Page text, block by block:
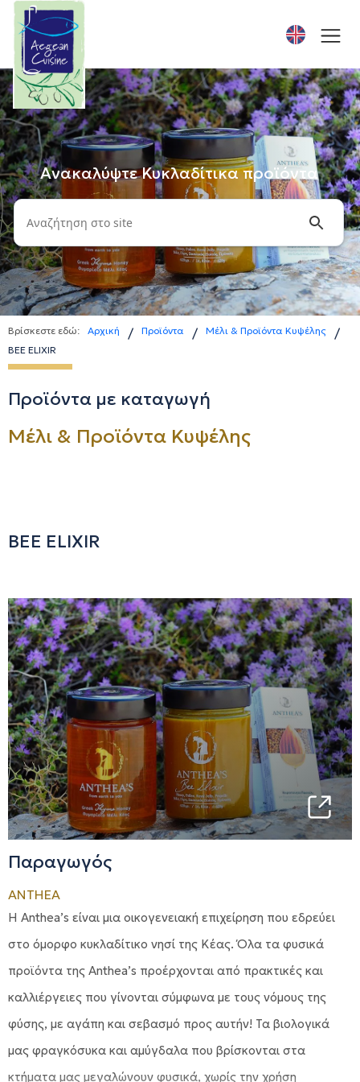
Ανακαλύψτε Κυκλαδίτικα προϊόντα
Βρίσκεστε εδώ: Αρχική / Προϊόντα / Μέλι & Προϊόντα Κυψέλης /
BEE ELIXIR
Προϊόντα με καταγωγή
Μέλι & Προϊόντα Κυψέλης
BEE ELIXIR
Παραγωγός
ANTHEA
H Anthea’s είναι μια οικογενειακή επιχείρηση που εδρεύει
στο όμορφο κυκλαδίτικο νησί της Κέας. Όλα τα φυσικά
προϊόντα της Anthea’s προέρχονται από πρακτικές και
καλλιέργειες που γίνονται σύμφωνα με τους νόμους της
φύσης, με αγάπη και σεβασμό προς αυτήν! Τα βιολογικά
μας φραγκόσυκα και αμύγδαλα που βρίσκονται στα
κτήματα μας μεγαλώνουν φυσικά, χωρίς την χρήση